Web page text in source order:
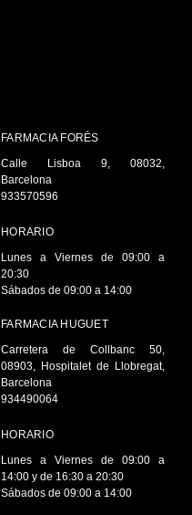
FARMACIA FORÉS
Calle Lisboa 9, 08032,
Barcelona
933570596
HORARIO
Lunes a Viernes de 09:00 a
20:30
Sábados de 09:00 a 14:00
FARMACIA HUGUET
Carretera de Collbanc 50,
08903, Hospitalet de Llobregat,
Barcelona
934490064
HORARIO
Lunes a Viernes de 09:00 a
14:00 y de 16:30 a 20:30
Sábados de 09:00 a 14:00